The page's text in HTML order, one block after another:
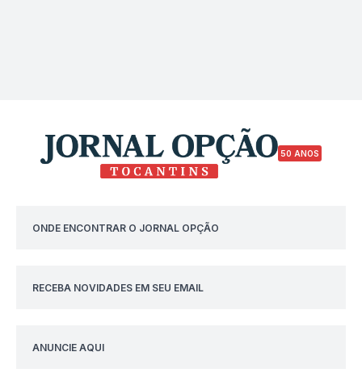
50 ANOS
ONDE ENCONTRAR O JORNAL OPÇÃO
RECEBA NOVIDADES EM SEU EMAIL
ANUNCIE AQUI